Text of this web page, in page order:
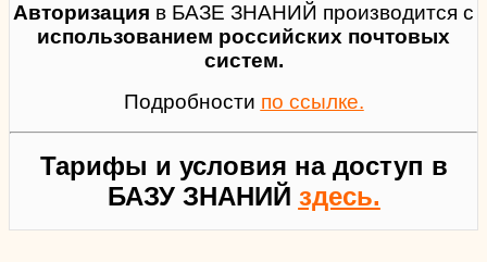
Авторизация в БАЗЕ ЗНАНИЙ производится с
использованием российских почтовых
систем.
Подробности по ссылке.
Тарифы и условия на доступ в
БАЗУ ЗНАНИЙ здесь.